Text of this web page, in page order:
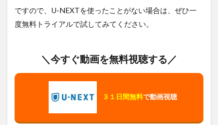
ですので、U-NEXTを使ったことがない場合は、ぜひ一
度無料トライアルで試してみてください。
＼今すぐ動画を無料視聴する／
３１日間無料で動画視聴